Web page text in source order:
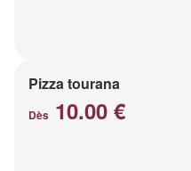
Pizza tourana
Dès 10.00 €